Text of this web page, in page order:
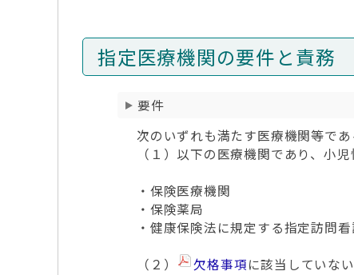
指定医療機関の要件と責務
要件
次のいずれも満たす医療機関等であ
（１）以下の医療機関であり、小
・保険医療機関
・保険薬局
・健康保険法に規定する指定訪問
（２）
欠格事項に該当していない